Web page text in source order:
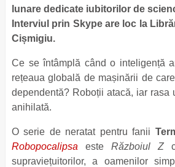
lunare dedicate iubitorilor de
Interviul prin Skype are loc la
Cișmigiu.
Ce se întâmplă când o inteligență
rețeaua globală de mașinării de
dependentă? Roboții atacă, iar rasa
anihilată.
O serie de neratat pentru fanii
Robopocalipsa este Războiul Z
supraviețuitorilor, a oamenilor